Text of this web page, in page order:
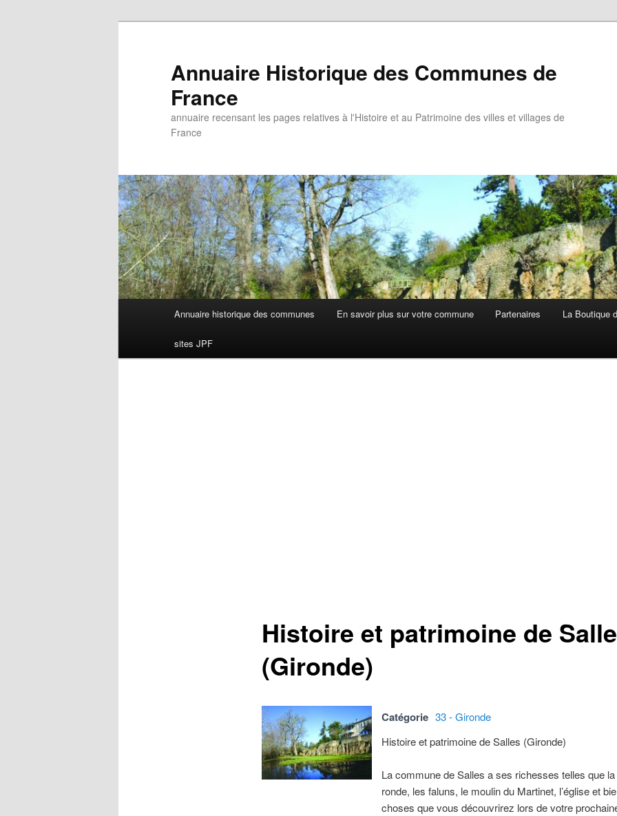
Annuaire Historique des Communes de
France
annuaire recensant les pages relatives à l'Histoire et au Patrimoine des villes et villages de
France
principal
Annuaire historique des communes En savoir plus sur votre commune Partenaires La Boutique
sites JPF
Histoire et patrimoine de
(Gironde)
Catégorie 33 - Gironde
Histoire et patrimoine de Salles (Gironde)
La commune de Salles a ses richesses telles que
ronde, les faluns, le moulin du Martinet, l’église et
choses que vous découvrirez lors de votre